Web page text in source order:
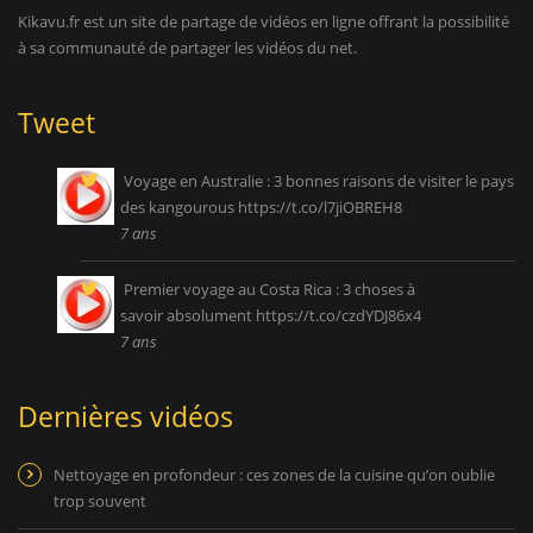
Kikavu.fr est un site de partage de vidéos en ligne offrant la possibilité
à sa communauté de partager les vidéos du net.
Tweet
Voyage en Australie : 3 bonnes raisons de visiter le pays
des kangourous https://t.co/l7jiOBREH8
7 ans
Premier voyage au Costa Rica : 3 choses à
savoir absolument https://t.co/czdYDJ86x4
7 ans
Dernières vidéos
Nettoyage en profondeur : ces zones de la cuisine qu’on oublie
trop souvent